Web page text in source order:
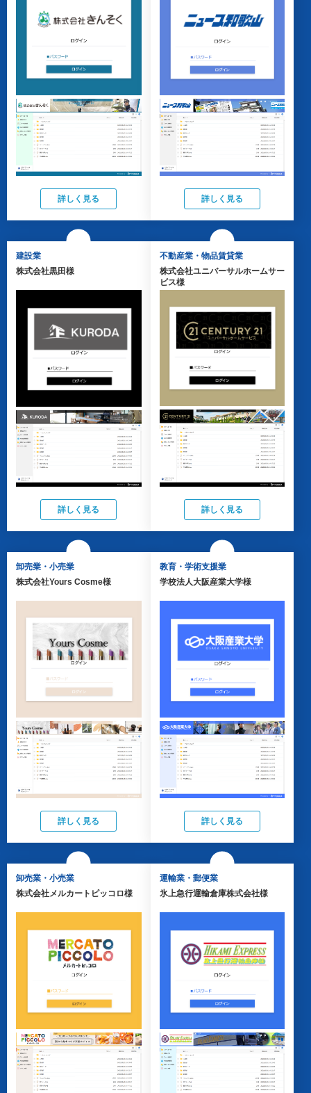
詳しく見る 詳しく見る
建設業
株式会社黒田様
詳しく見る
不動産業・物品賃貸業
株式会社ユニバーサルホームサー
ビス様
詳しく見る
卸売業・小売業
株式会社Yours Cosme様
詳しく見る
教育・学術支援業
学校法人大阪産業大学様
詳しく見る
卸売業・小売業
株式会社メルカートピッコロ様
運輸業・郵便業
氷上急行運輸倉庫株式会社様